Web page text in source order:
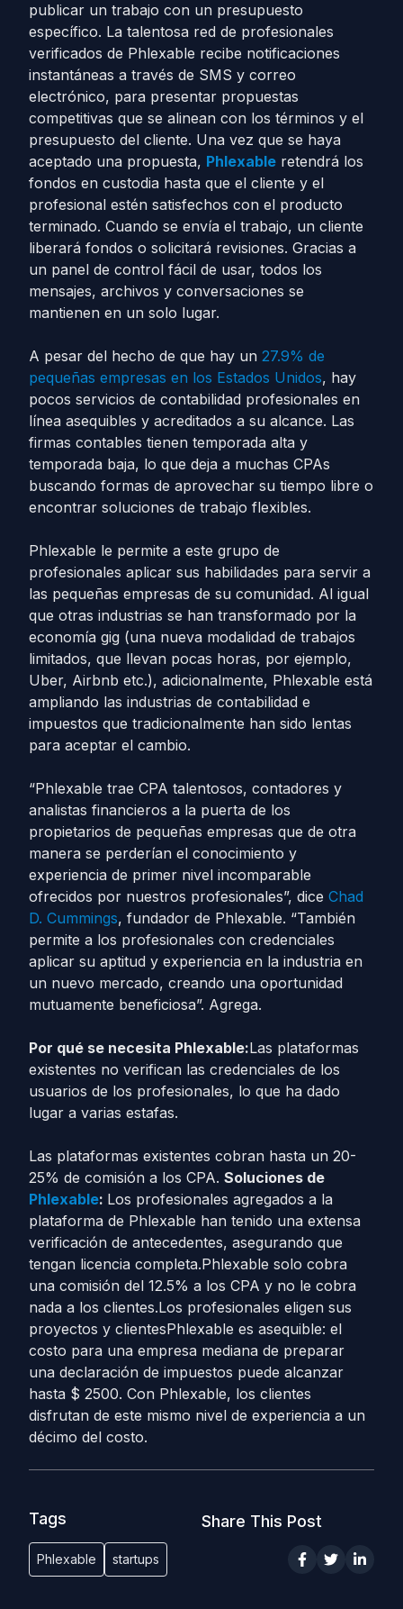
publicar un trabajo con un presupuesto
específico. La talentosa red de profesionales
verificados de Phlexable recibe notificaciones
instantáneas a través de SMS y correo
electrónico, para presentar propuestas
competitivas que se alinean con los términos y el
presupuesto del cliente. Una vez que se haya
aceptado una propuesta, Phlexable retendrá los
fondos en custodia hasta que el cliente y el
profesional estén satisfechos con el producto
terminado. Cuando se envía el trabajo, un cliente
liberará fondos o solicitará revisiones. Gracias a
un panel de control fácil de usar, todos los
mensajes, archivos y conversaciones se
mantienen en un solo lugar.
A pesar del hecho de que hay un 27.9% de
pequeñas empresas en los Estados Unidos, hay
pocos servicios de contabilidad profesionales en
línea asequibles y acreditados a su alcance. Las
firmas contables tienen temporada alta y
temporada baja, lo que deja a muchas CPAs
buscando formas de aprovechar su tiempo libre o
encontrar soluciones de trabajo flexibles.
Phlexable le permite a este grupo de
profesionales aplicar sus habilidades para servir a
las pequeñas empresas de su comunidad. Al igual
que otras industrias se han transformado por la
economía gig (una nueva modalidad de trabajos
limitados, que llevan pocas horas, por ejemplo,
Uber, Airbnb etc.), adicionalmente, Phlexable está
ampliando las industrias de contabilidad e
impuestos que tradicionalmente han sido lentas
para aceptar el cambio.
“Phlexable trae CPA talentosos, contadores y
analistas financieros a la puerta de los
propietarios de pequeñas empresas que de otra
manera se perderían el conocimiento y
experiencia de primer nivel incomparable
ofrecidos por nuestros profesionales”, dice Chad
D. Cummings, fundador de Phlexable. “También
permite a los profesionales con credenciales
aplicar su aptitud y experiencia en la industria en
un nuevo mercado, creando una oportunidad
mutuamente beneficiosa”. Agrega.
Por qué se necesita Phlexable:Las plataformas
existentes no verifican las credenciales de los
usuarios de los profesionales, lo que ha dado
lugar a varias estafas.
Las plataformas existentes cobran hasta un 20-
25% de comisión a los CPA. Soluciones de
Phlexable: Los profesionales agregados a la
plataforma de Phlexable han tenido una extensa
verificación de antecedentes, asegurando que
tengan licencia completa.Phlexable solo cobra
una comisión del 12.5% ​​a los CPA y no le cobra
nada a los clientes.Los profesionales eligen sus
proyectos y clientesPhlexable es asequible: el
costo para una empresa mediana de preparar
una declaración de impuestos puede alcanzar
hasta $ 2500. Con Phlexable, los clientes
disfrutan de este mismo nivel de experiencia a un
décimo del costo.
Tags
Phlexable startups
Share This Post